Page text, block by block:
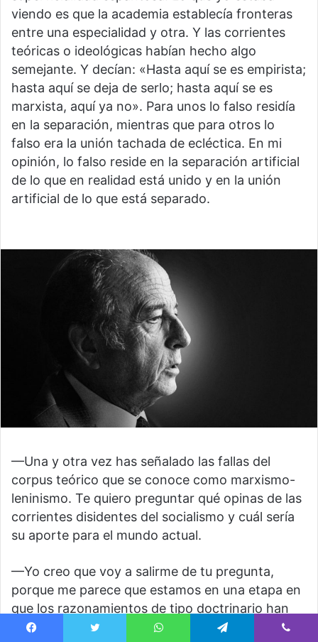
viendo es que la academia establecía fronteras
entre una especialidad y otra. Y las corrientes
teóricas o ideológicas habían hecho algo
semejante. Y decían: «Hasta aquí se es empirista;
hasta aquí se deja de serlo; hasta aquí se es
marxista, aquí ya no». Para unos lo falso residía
en la separación, mientras que para otros lo
falso era la unión tachada de ecléctica. En mi
opinión, lo falso reside en la separación artificial
de lo que en realidad está unido y en la unión
artificial de lo que está separado.
—Una y otra vez has señalado las fallas del
corpus teórico que se conoce como marxismo-
leninismo. Te quiero preguntar qué opinas de las
corrientes disidentes del socialismo y cuál sería
su aporte para el mundo actual.
—Yo creo que voy a salirme de tu pregunta,
porque me parece que estamos en una etapa en
que los razonamientos de tipo doctrinario han
entrado en crisis terminal. ¿Qué contribuyó a